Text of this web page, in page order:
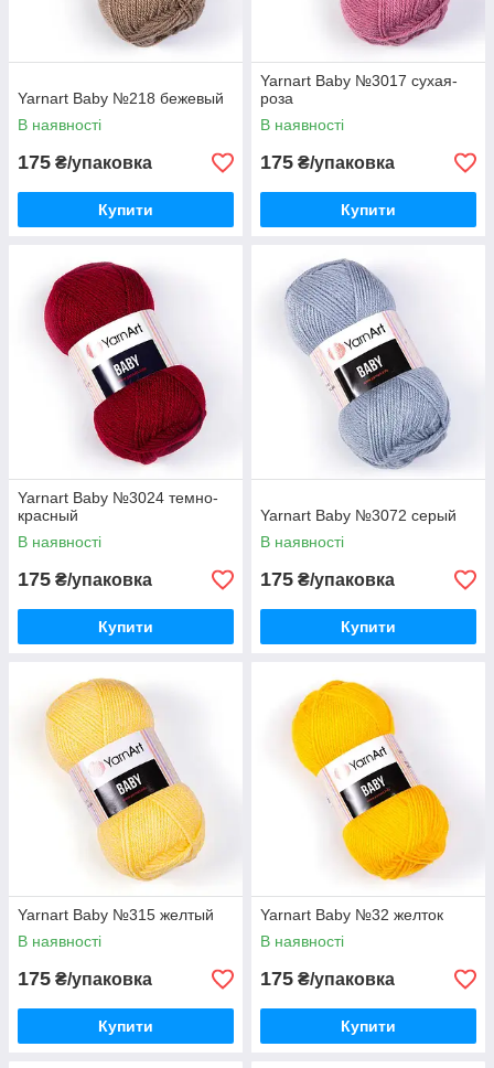
Yarnart Baby №218 бежевый
В наявності
175 ₴/упаковка
Купити
Yarnart Baby №3017 сухая-
роза
В наявності
175 ₴/упаковка
Купити
Yarnart Baby №3024 темно-
красный
В наявності
175 ₴/упаковка
Купити
Yarnart Baby №3072 серый
В наявності
175 ₴/упаковка
Купити
Yarnart Baby №315 желтый
В наявності
175 ₴/упаковка
Купити
Yarnart Baby №32 желток
В наявності
175 ₴/упаковка
Купити